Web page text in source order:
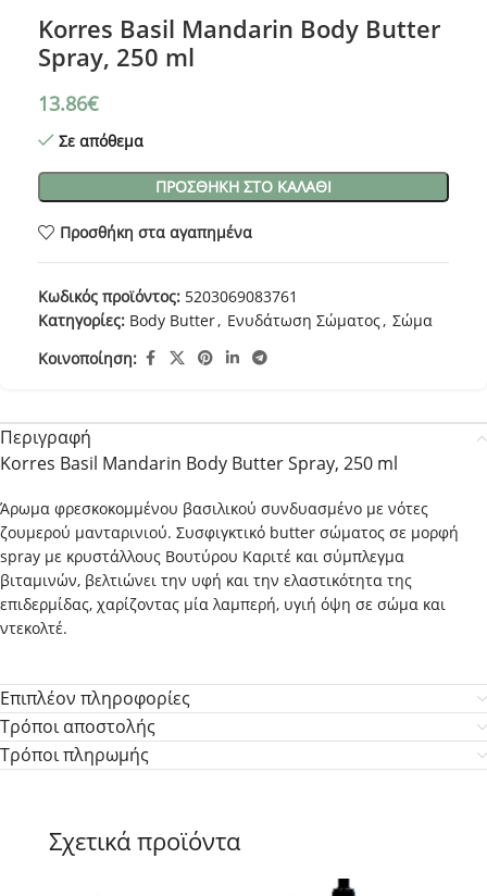
Korres Basil Mandarin Body Butter
Spray, 250 ml
13.86€
Σε απόθεμα
ΠΡΟΣΘΉΚΗ ΣΤΟ ΚΑΛΆΘΙ
Προσθήκη στα αγαπημένα
Κωδικός προϊόντος: 5203069083761
Κατηγορίες: Body Butter, Ενυδάτωση Σώματος, Σώμα
Κοινοποίηση:
Περιγραφή
Korres Basil Mandarin Body Butter Spray, 250 ml
Άρωμα φρεσκοκομμένου βασιλικού συνδυασμένο με νότες
ζουμερού μανταρινιού. Συσφιγκτικό butter σώματος σε μορφή
spray με κρυστάλλους Βουτύρου Καριτέ και σύμπλεγμα
βιταμινών, βελτιώνει την υφή και την ελαστικότητα της
επιδερμίδας, χαρίζοντας μία λαμπερή, υγιή όψη σε σώμα και
ντεκολτέ.
Επιπλέον πληροφορίες
Τρόποι αποστολής
Τρόποι πληρωμής
Σχετικά προϊόντα